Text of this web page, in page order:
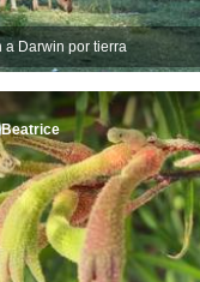
miembros de
pequeño
por nadar con
ballena en
experiencia
inolvidable.
son buenas y
de WA es
con una
a Darwin por tierra
Beatrice